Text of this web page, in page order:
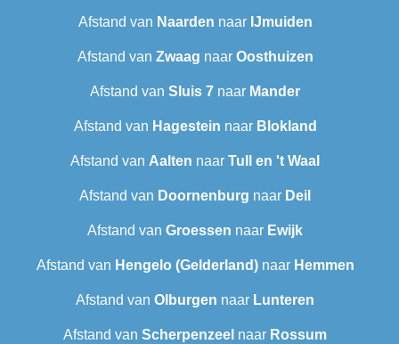
Afstand van Naarden naar IJmuiden
Afstand van Zwaag naar Oosthuizen
Afstand van Sluis 7 naar Mander
Afstand van Hagestein naar Blokland
Afstand van Aalten naar Tull en 't Waal
Afstand van Doornenburg naar Deil
Afstand van Groessen naar Ewijk
Afstand van Hengelo (Gelderland)naar Hemmen
Afstand van Olburgen naar Lunteren
Afstand van Scherpenzeel naar Rossum